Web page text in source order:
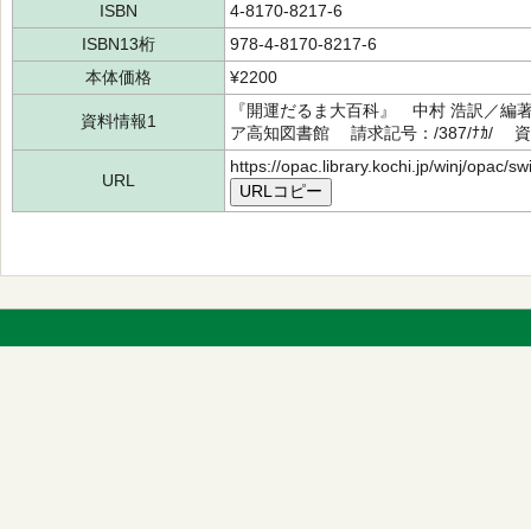
ISBN
4-8170-8217-6
ISBN13桁
978-4-8170-8217-6
本体価格
¥2200
資料情報1
『開運だるま大百科』 中村 浩訳／
ア高知図書館 請求記号：/387/ﾅｶ/ 資
URL
https://opac.library.kochi.jp/winj/opac/
URLコピー